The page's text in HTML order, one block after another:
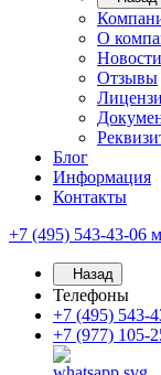
О
Новости
Отзывы
Блог
Информация
Контакты
+7 (495) 543-43-06
Назад
Телефоны
+7 (495) 543-
+7 (977) 105-